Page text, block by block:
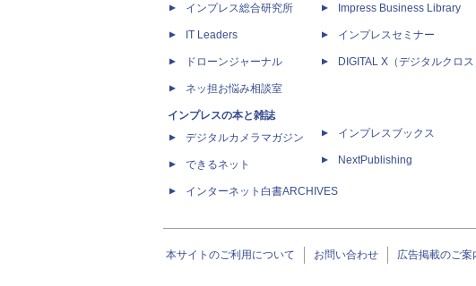
インプレス総合研究所
IT Leaders
ドローンジャーナル
ネッ担お悩み相談室
インプレスの本と雑誌
デジタルカメラマガジン
できるネット
インターネット白書ARCHIVES
Impress Business Library
インプレスセミナー
DIGITAL X（デジタルクロス
インプレスブックス
NextPublishing
本サイトのご利用について お問い合わせ 広告掲載のご案